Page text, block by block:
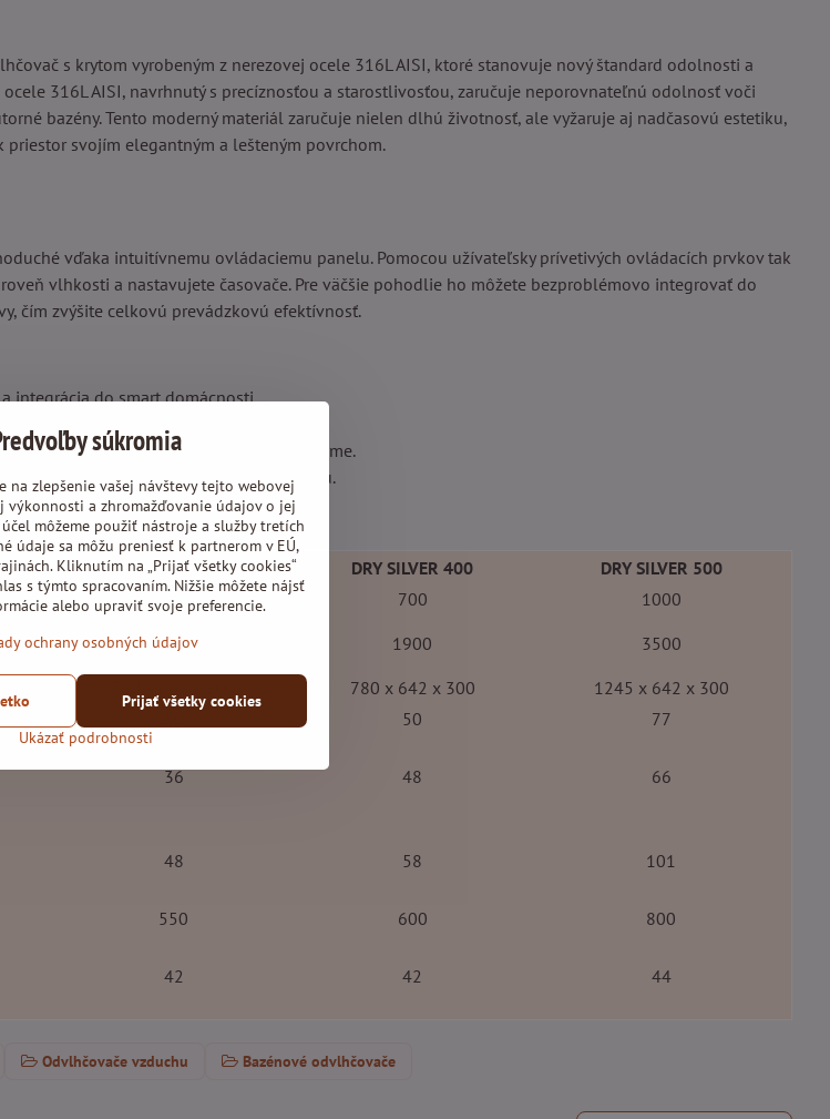
s krytom vyrobeným z nerezovej ocele 316L AISI, ktoré stanovuje nový štandard odolnosti a
316L AISI, navrhnutý s precíznosťou a starostlivosťou, zaručuje neporovnateľnú odolnosť voči
bazény. Tento moderný materiál zaručuje nielen dlhú životnosť, ale vyžaruje aj nadčasovú estetiku,
svojím elegantným a lešteným povrchom.
vďaka intuitívnemu ovládaciemu panelu. Pomocou užívateľsky prívetivých ovládacích prvkov tak
vlhkosti a nastavujete časovače. Pre väčšie pohodlie ho môžete bezproblémovo integrovať do
čím zvýšite celkovú prevádzkovú efektívnosť.
integrácia do smart domácnosti.
a komunikácia so systémami Smart Home.
od +9 °C pre efektívnejšiu prevádzku.
DRY SILVER 300 DRY SILVER 400
DRY SILVER 500
700 700
1000
1900 1900
3500
780 x 642 x 300
1245 x 642 x 300
50
77
36 48 66
48 58 101
550 600
800
42 42 44
Odvlhčovače vzduchu Bazénové odvlhčovače
súkromia
na zlepšenie vašej návštevy tejto webovej
výkonnosti a zhromažďovanie údajov o jej
môžeme použiť nástroje a služby tretích
údaje sa môžu preniesť k partnerom v EÚ,
Kliknutím na „Prijať všetky cookies“
s týmto spracovaním. Nižšie môžete nájsť
alebo upraviť svoje preferencie.
ochrany osobných údajov
Ukázať podrobnosti
Prijať všetky cookies